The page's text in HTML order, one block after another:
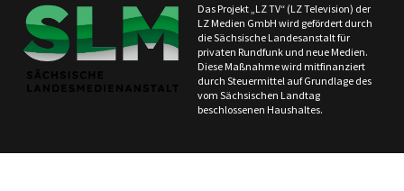
Das Projekt „LZ TV“ (LZ Television) der
LZ Medien GmbH wird gefördert durch
die Sächsische Landesanstalt für
privaten Rundfunk und neue Medien.
Diese Maßnahme wird mitfinanziert
durch Steuermittel auf Grundlage des
vom Sächsischen Landtag
beschlossenen Haushaltes.